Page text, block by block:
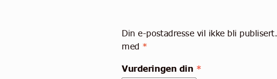
Din e-postadresse vil ikke bli publisert.
med *
Vurderingen din *